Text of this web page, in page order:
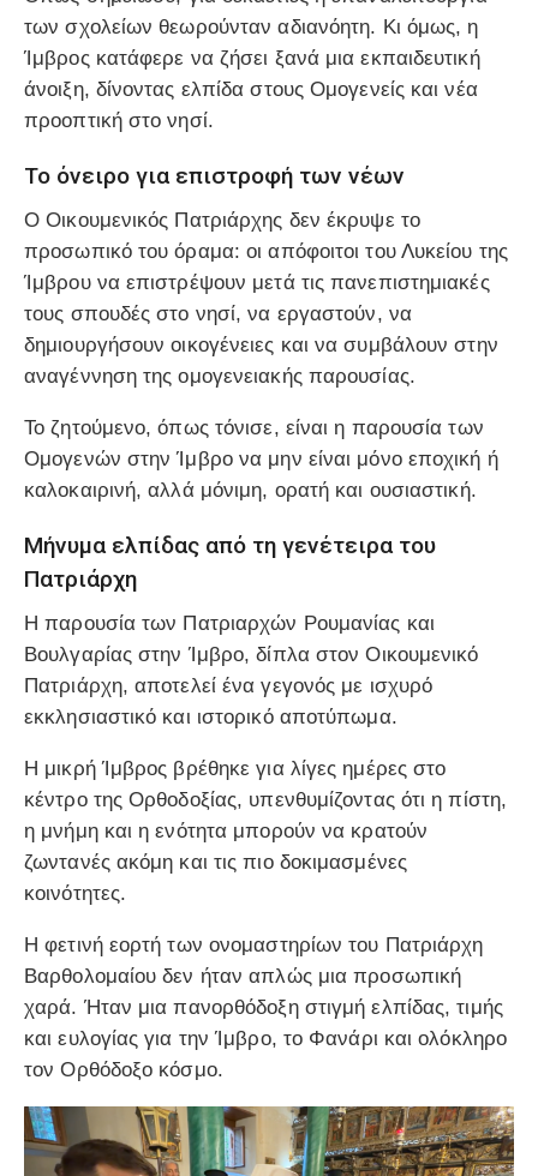
των σχολείων θεωρούνταν αδιανόητη. Κι όμως, η
Ίμβρος κατάφερε να ζήσει ξανά μια εκπαιδευτική
άνοιξη, δίνοντας ελπίδα στους Ομογενείς και νέα
προοπτική στο νησί.
Το όνειρο για επιστροφή των νέων
Ο Οικουμενικός Πατριάρχης δεν έκρυψε το
προσωπικό του όραμα: οι απόφοιτοι του Λυκείου της
Ίμβρου να επιστρέψουν μετά τις πανεπιστημιακές
τους σπουδές στο νησί, να εργαστούν, να
δημιουργήσουν οικογένειες και να συμβάλουν στην
αναγέννηση της ομογενειακής παρουσίας.
Το ζητούμενο, όπως τόνισε, είναι η παρουσία των
Ομογενών στην Ίμβρο να μην είναι μόνο εποχική ή
καλοκαιρινή, αλλά μόνιμη, ορατή και ουσιαστική.
Μήνυμα ελπίδας από τη γενέτειρα του
Πατριάρχη
Η παρουσία των Πατριαρχών Ρουμανίας και
Βουλγαρίας στην Ίμβρο, δίπλα στον Οικουμενικό
Πατριάρχη, αποτελεί ένα γεγονός με ισχυρό
εκκλησιαστικό και ιστορικό αποτύπωμα.
Η μικρή Ίμβρος βρέθηκε για λίγες ημέρες στο
κέντρο της Ορθοδοξίας, υπενθυμίζοντας ότι η πίστη,
η μνήμη και η ενότητα μπορούν να κρατούν
ζωντανές ακόμη και τις πιο δοκιμασμένες
κοινότητες.
Η φετινή εορτή των ονομαστηρίων του Πατριάρχη
Βαρθολομαίου δεν ήταν απλώς μια προσωπική
χαρά. Ήταν μια πανορθόδοξη στιγμή ελπίδας, τιμής
και ευλογίας για την Ίμβρο, το Φανάρι και ολόκληρο
τον Ορθόδοξο κόσμο.